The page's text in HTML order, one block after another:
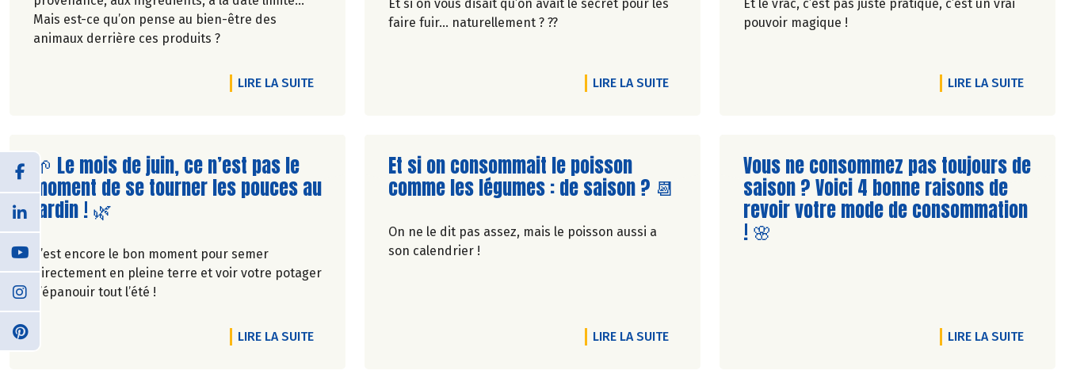
Mais est-ce qu’on pense au bien-être des
animaux derrière ces produits ?
LIRE LA SUITEDE L'ARTICLE 🐔 LEUR BIEN-ÊTRE COMMENCE DANS NOS CHOIX 🐄
Et si on vous disait qu’on avait le secret pour les
faire fuir... naturellement ? ??
LIRE LA SUITEDE L'ARTICLE 🦟 MARRE DE JOUER À CACHE-CACHE AVEC LES
Et le vrac, c’est pas juste pratique, c’est un vrai
pouvoir magique !
LIRE LA SUITEDE
Lire la suite de l'article
🌱 Le mois de juin, ce n’est pas le
moment de se tourner les pouces au
jardin ! 🌿
C’est encore le bon moment pour semer
directement en pleine terre et voir votre potager
s’épanouir tout l’été !
LIRE LA SUITEDE L'ARTICLE 🌱 LE MOIS DE JUIN, CE N’EST PAS LE MOMENT DE SE TOURNER LES POUCES AU JARDIN ! 🌿
Lire la suite de l'article
Et si on consommait le poisson
comme les légumes : de saison ? 📆
On ne le dit pas assez, mais le poisson aussi a
son calendrier !
LIRE LA SUITEDE L'ARTICLE ET SI ON CONSOMMAIT LE POISSON COMME LES
Lire la suite de l'article
Vous ne consommez pas toujours de
saison ? Voici 4 bonne raisons de
revoir votre mode de consommation
! 🌸
LIRE LA SUITEDE